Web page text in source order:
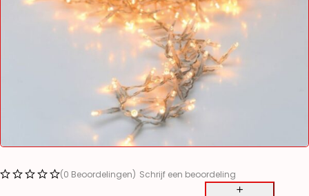
(0 Beoordelingen) Schrijf een beoordeling